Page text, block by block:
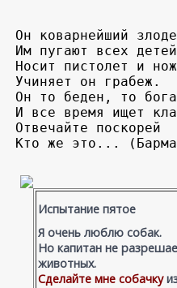
Он коварнейший
Им пугают всех
Носит пистолет и
Учиняет он грабеж.
Он то беден, то
И все время ищет
Отвечайте поскорей
Кто же это...
Испытание пятое
Я очень люблю собак.
Но капитан не
животных.
Сделайте мне собачку